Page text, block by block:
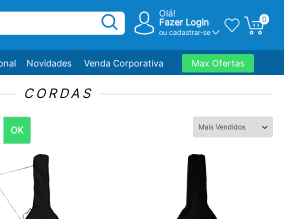
Olá!
Fazer Login
ou cadastrar-se
0
Novidades Venda Corporativa Max Ofertas
CORDAS
OK